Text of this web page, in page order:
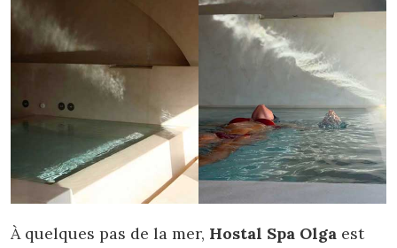
À quelques pas de la mer, Hostal Spa Olga est